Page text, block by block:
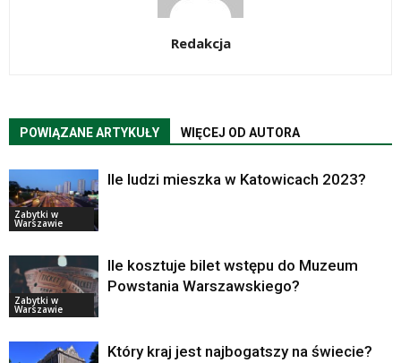
Redakcja
POWIĄZANE ARTYKUŁY WIĘCEJ OD AUTORA
Zabytki w
Warszawie
Ile ludzi mieszka w Katowicach 2023?
Zabytki w
Warszawie
Ile kosztuje bilet wstępu do Muzeum
Powstania Warszawskiego?
Który kraj jest najbogatszy na świecie?